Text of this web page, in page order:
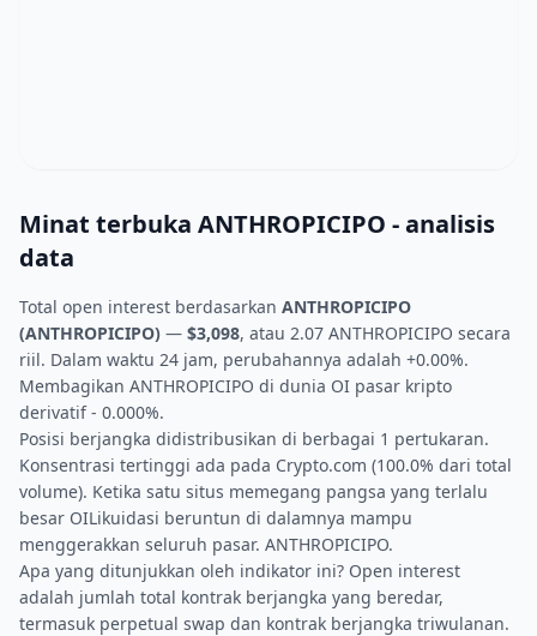
Minat terbuka ANTHROPICIPO - analisis
data
Total open interest berdasarkan ANTHROPICIPO
(ANTHROPICIPO) — $3,098, atau 2.07 ANTHROPICIPO secara
riil. Dalam waktu 24 jam, perubahannya adalah +0.00%.
Membagikan ANTHROPICIPO di dunia OI pasar kripto
derivatif - 0.000%.
Posisi berjangka didistribusikan di berbagai 1 pertukaran.
Konsentrasi tertinggi ada pada Crypto.com (100.0% dari total
volume). Ketika satu situs memegang pangsa yang terlalu
besar OILikuidasi beruntun di dalamnya mampu
menggerakkan seluruh pasar. ANTHROPICIPO.
Apa yang ditunjukkan oleh indikator ini? Open interest
adalah jumlah total kontrak berjangka yang beredar,
termasuk perpetual swap dan kontrak berjangka triwulanan.